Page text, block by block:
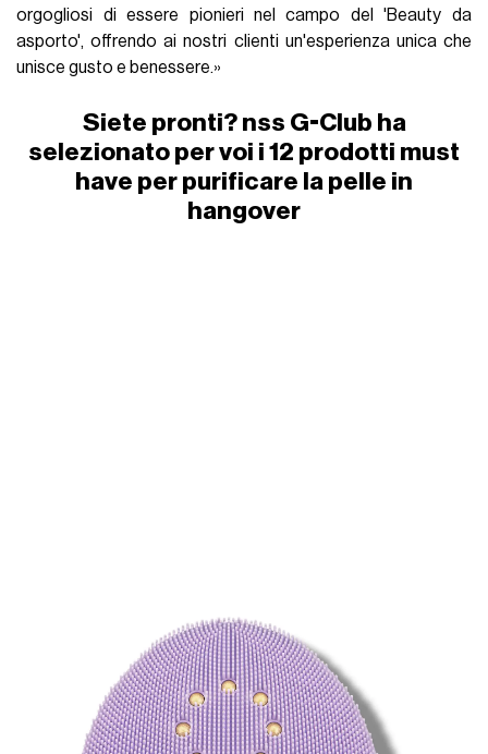
orgogliosi di essere pionieri nel campo del 'Beauty da
asporto', offrendo ai nostri clienti un'esperienza unica che
unisce gusto e benessere.»
Siete pronti? nss G-Club ha
selezionato per voi i 12 prodotti must
have per purificare la pelle in
hangover